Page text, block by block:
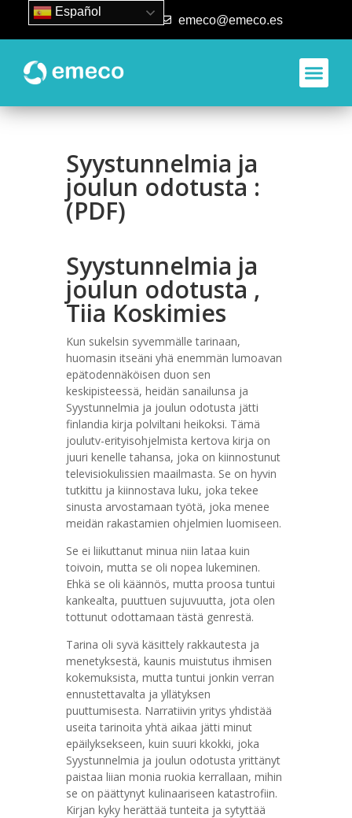
93 840 50 80 emeco@emeco.es
Syystunnelmia ja
joulun odotusta :
(PDF)
Syystunnelmia ja
joulun odotusta ,
Tiia Koskimies
Kun sukelsin syvemmälle tarinaan,
huomasin itseäni yhä enemmän lumoavan
epätodennäköisen duon sen
keskipisteessä, heidän sanailunsa ja
Syystunnelmia ja joulun odotusta jätti
finlandia kirja​ polviltani heikoksi. Tämä
joulutv-erityisohjelmista kertova kirja on
juuri kenelle tahansa, joka on kiinnostunut
televisiokulissien maailmasta. Se on hyvin
tutkittu ja kiinnostava luku, joka tekee
sinusta arvostamaan työtä, joka menee
meidän rakastamien ohjelmien luomiseen.
Se ei liikuttanut minua niin lataa kuin
toivoin, mutta se oli nopea lukeminen.
Ehkä se oli käännös, mutta proosa tuntui
kankealta, puuttuen sujuvuutta, jota olen
tottunut odottamaan tästä genrestä.
Tarina oli syvä käsittely rakkautesta ja
menetyksestä, kaunis muistutus ihmisen
kokemuksista, mutta tuntui jonkin verran
ennustettavalta ja yllätyksen
puuttumisesta. Narratiivin yritys yhdistää
useita tarinoita yhtä aikaa jätti minut
epäilyksekseen, kuin suuri kkokki, joka
Syystunnelmia ja joulun odotusta yrittänyt
paistaa liian monia ruokia kerrallaan, mihin
se on päättynyt kulinaariseen katastrofiin.
Kirjan kyky herättää tunteita ja sytyttää
Español